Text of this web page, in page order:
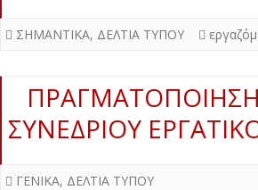
ΣΗΜΑΝΤΙΚΑ, ΔΕΛΤΙΑ ΤΥΠΟΥ
ΠΡΑΓΜΑΤΟΠΟΙΗΣΗ
ΣΥΝΕΔΡΙΟΥ
ΓΕΝΙΚΑ, ΔΕΛΤΙΑ ΤΥΠΟΥ